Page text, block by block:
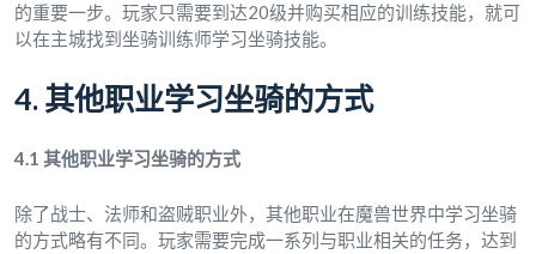
的重要一步。玩家只需要到达20级并购买相应的训练技能，就可
以在主城找到坐骑训练师学习坐骑技能。
4. 其他职业学习坐骑的方式
4.1 其他职业学习坐骑的方式
除了战士、法师和盗贼职业外，其他职业在魔兽世界中学习坐骑
的方式略有不同。玩家需要完成一系列与职业相关的任务，达到